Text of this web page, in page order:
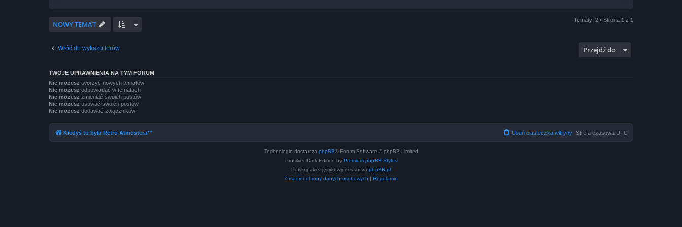
NOWY TEMAT Tematy: 2 • Strona 1 z 1
Wróć do wykazu forów Przejdź do
TWOJE UPRAWNIENIA NA TYM FORUM
Nie możesz tworzyć nowych tematów
Nie możesz odpowiadać w tematach
Nie możesz zmieniać swoich postów
Nie możesz usuwać swoich postów
Nie możesz dodawać załączników
Kiedyś tu była Retro Atmosfera™ Strefa czasowa UTC
Usuń ciasteczka witryny
Technologię dostarcza phpBB® Forum Software © phpBB Limited
Prosilver Dark Edition by Premium phpBB Styles
Polski pakiet językowy dostarcza phpBB.pl
Zasady ochrony danych osobowych | Regulamin